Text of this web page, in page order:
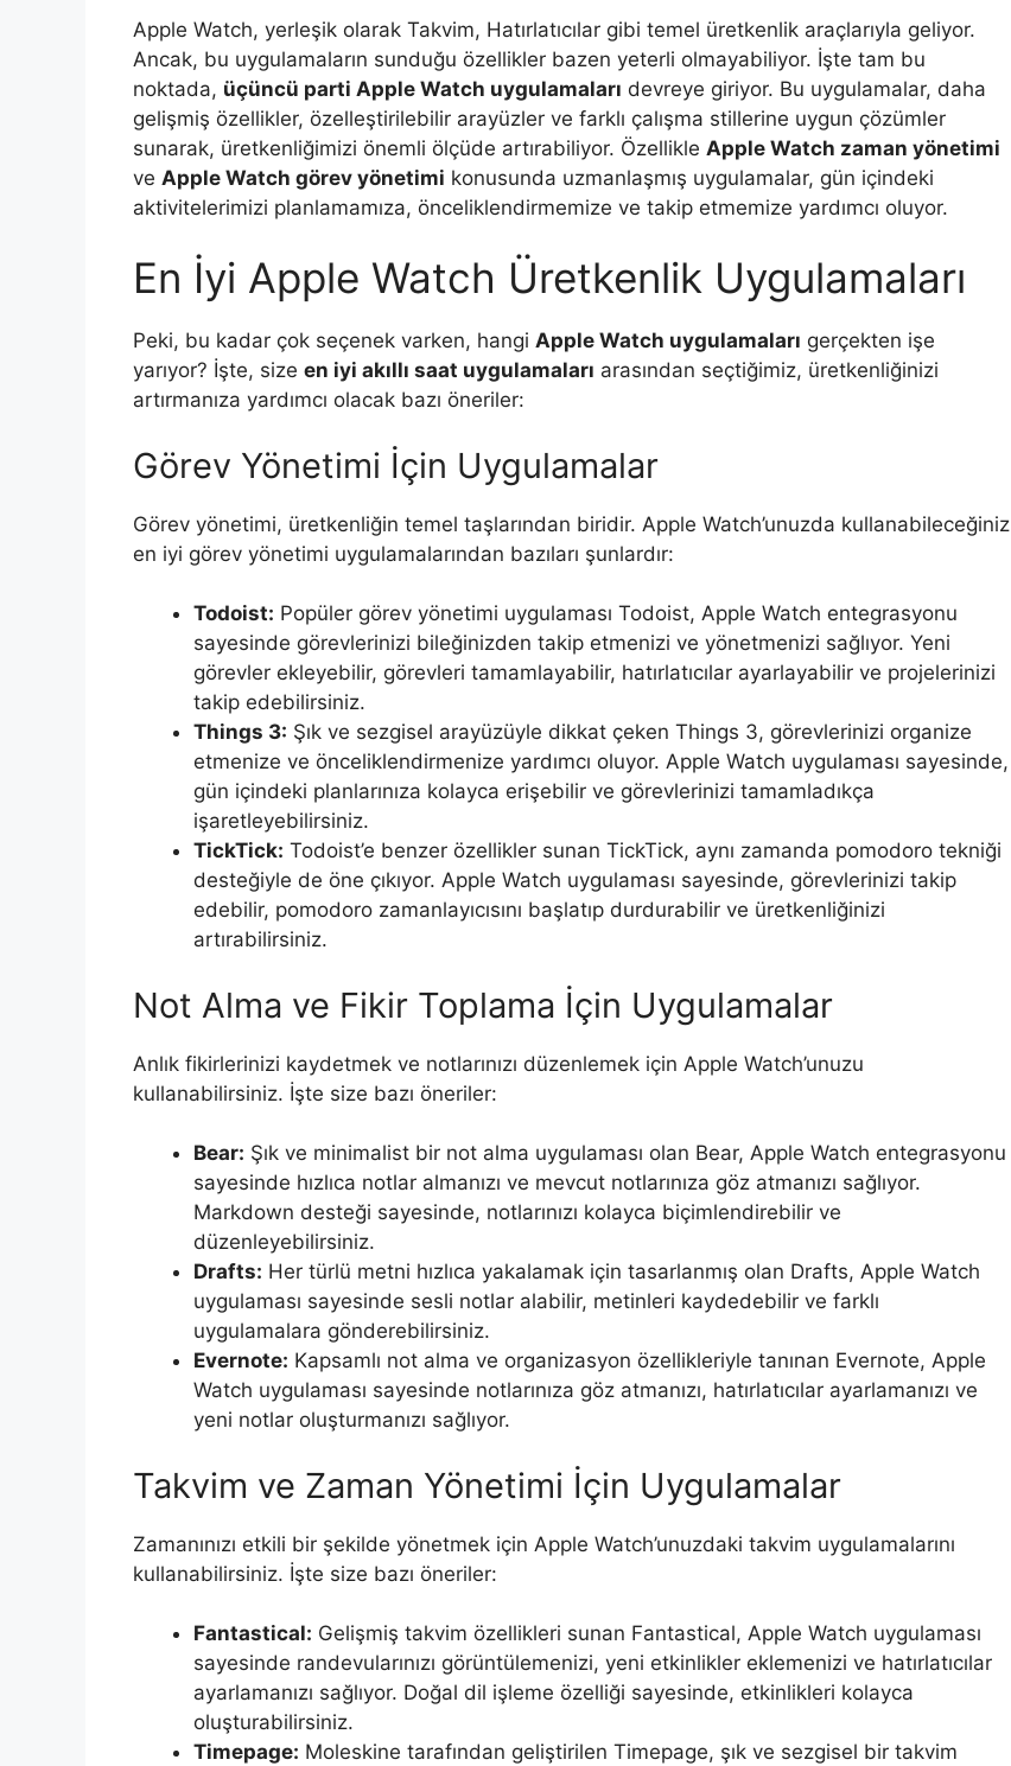
Apple Watch, yerleşik olarak Takvim, Hatırlatıcılar gibi temel üretkenlik araçlarıyla geliyor.
Ancak, bu uygulamaların sunduğu özellikler bazen yeterli olmayabiliyor. İşte tam bu
noktada, üçüncü parti Apple Watch uygulamaları devreye giriyor. Bu uygulamalar, daha
gelişmiş özellikler, özelleştirilebilir arayüzler ve farklı çalışma stillerine uygun çözümler
sunarak, üretkenliğimizi önemli ölçüde artırabiliyor. Özellikle Apple Watch zaman yönetimi
ve Apple Watch görev yönetimi konusunda uzmanlaşmış uygulamalar, gün içindeki
aktivitelerimizi planlamamıza, önceliklendirmemize ve takip etmemize yardımcı oluyor.
En İyi Apple Watch Üretkenlik Uygulamaları
Peki, bu kadar çok seçenek varken, hangi Apple Watch uygulamaları gerçekten işe
yarıyor? İşte, size en iyi akıllı saat uygulamaları arasından seçtiğimiz, üretkenliğinizi
artırmanıza yardımcı olacak bazı öneriler:
Görev Yönetimi İçin Uygulamalar
Görev yönetimi, üretkenliğin temel taşlarından biridir. Apple Watch’unuzda kullanabileceğiniz
en iyi görev yönetimi uygulamalarından bazıları şunlardır:
Todoist: Popüler görev yönetimi uygulaması Todoist, Apple Watch entegrasyonu
sayesinde görevlerinizi bileğinizden takip etmenizi ve yönetmenizi sağlıyor. Yeni
görevler ekleyebilir, görevleri tamamlayabilir, hatırlatıcılar ayarlayabilir ve projelerinizi
takip edebilirsiniz.
Things 3: Şık ve sezgisel arayüzüyle dikkat çeken Things 3, görevlerinizi organize
etmenize ve önceliklendirmenize yardımcı oluyor. Apple Watch uygulaması sayesinde,
gün içindeki planlarınıza kolayca erişebilir ve görevlerinizi tamamladıkça
işaretleyebilirsiniz.
TickTick: Todoist’e benzer özellikler sunan TickTick, aynı zamanda pomodoro tekniği
desteğiyle de öne çıkıyor. Apple Watch uygulaması sayesinde, görevlerinizi takip
edebilir, pomodoro zamanlayıcısını başlatıp durdurabilir ve üretkenliğinizi
artırabilirsiniz.
Not Alma ve Fikir Toplama İçin Uygulamalar
Anlık fikirlerinizi kaydetmek ve notlarınızı düzenlemek için Apple Watch’unuzu
kullanabilirsiniz. İşte size bazı öneriler:
Bear: Şık ve minimalist bir not alma uygulaması olan Bear, Apple Watch entegrasyonu
sayesinde hızlıca notlar almanızı ve mevcut notlarınıza göz atmanızı sağlıyor.
Markdown desteği sayesinde, notlarınızı kolayca biçimlendirebilir ve
düzenleyebilirsiniz.
Drafts: Her türlü metni hızlıca yakalamak için tasarlanmış olan Drafts, Apple Watch
uygulaması sayesinde sesli notlar alabilir, metinleri kaydedebilir ve farklı
uygulamalara gönderebilirsiniz.
Evernote: Kapsamlı not alma ve organizasyon özellikleriyle tanınan Evernote, Apple
Watch uygulaması sayesinde notlarınıza göz atmanızı, hatırlatıcılar ayarlamanızı ve
yeni notlar oluşturmanızı sağlıyor.
Takvim ve Zaman Yönetimi İçin Uygulamalar
Zamanınızı etkili bir şekilde yönetmek için Apple Watch’unuzdaki takvim uygulamalarını
kullanabilirsiniz. İşte size bazı öneriler:
Fantastical: Gelişmiş takvim özellikleri sunan Fantastical, Apple Watch uygulaması
sayesinde randevularınızı görüntülemenizi, yeni etkinlikler eklemenizi ve hatırlatıcılar
ayarlamanızı sağlıyor. Doğal dil işleme özelliği sayesinde, etkinlikleri kolayca
oluşturabilirsiniz.
Timepage: Moleskine tarafından geliştirilen Timepage, şık ve sezgisel bir takvim